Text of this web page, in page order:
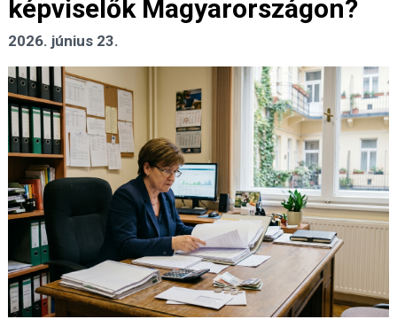
képviselők Magyarországon?
2026. június 23.